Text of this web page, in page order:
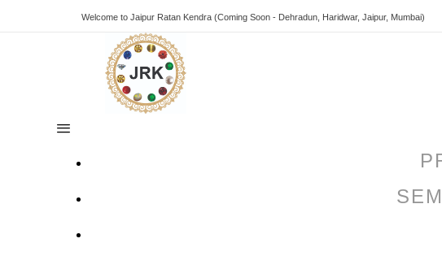
Welcome to Jaipur Ratan Kendra (Coming Soon - Dehradun, Haridwar, Jaipur, Mumbai)